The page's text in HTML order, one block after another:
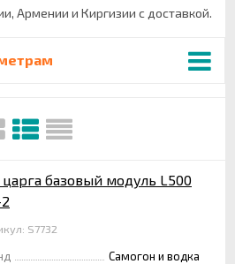
Армении и Киргизии с доставкой.
царга базовый модуль L500
S7732
Самогон и водка